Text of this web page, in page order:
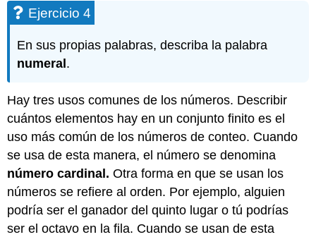
Ejercicio 4
En sus propias palabras, describa la palabra
numeral.
Hay tres usos comunes de los números. Describir
cuántos elementos hay en un conjunto finito es el
uso más común de los números de conteo. Cuando
se usa de esta manera, el número se denomina
número cardinal.Otra forma en que se usan los
números se refiere al orden. Por ejemplo, alguien
podría ser el ganador del quinto lugar o tú podrías
ser el octavo en la fila. Cuando se usan de esta